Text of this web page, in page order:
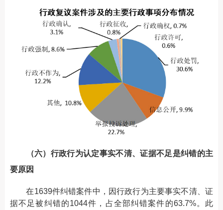
（六）行政行为认定事实不清、证据不足是纠错的主
要原因
在1639件纠错案件中，因行政行为主要事实不清、证
据不足被纠错的1044件，占全部纠错案件的63.7%。此